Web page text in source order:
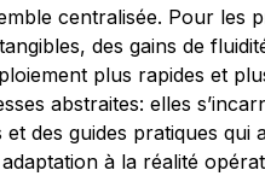
centralisée. Pour les
des gains de
plus rapides et
abstraites: elles
des guides pratiques qui
à la réalité